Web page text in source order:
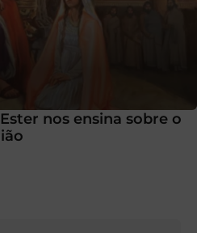
nos ensina sobre o